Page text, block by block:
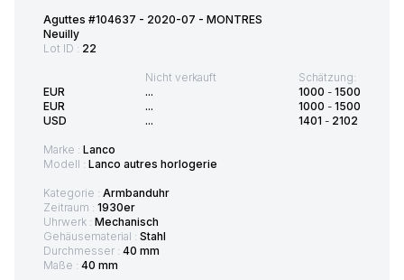
Aguttes #104637 - 2020-07 - MONTRES
Neuilly
Lot ID : 22
EUR
EUR
USD
Nicht verkauft
...
...
...
Schätzung:
1000 - 1500
1000 - 1500
1401 - 2102
Marke : Lanco
Modell : Lanco autres horlogerie
Kategorie : Armbanduhr
Zeitraum : 1930er
Uhrwerk : Mechanisch
Gehäusematerial : Stahl
Durchmesser : 40 mm
Maße : 40 mm